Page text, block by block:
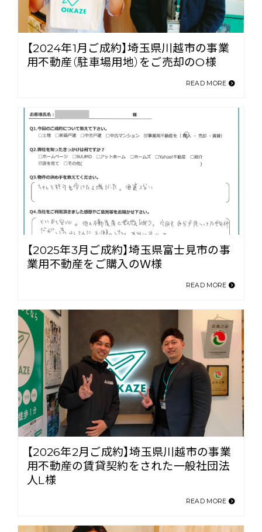
【2024年1月ご成約】埼玉県川越市の事業
用不動産（駐車場用地）をご売却のO様
READ MORE
【2025年3月ご成約】埼玉県富士見市の事
業用不動産をご購入のＷ様
READ MORE
【2026年2月ご成約】埼玉県川越市の事業
用不動産の賃貸契約をされた一般社団法
人L様
READ MORE